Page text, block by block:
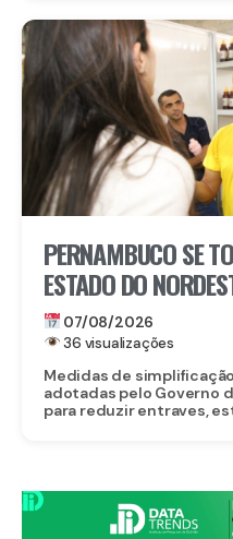
PERNAMBUCO SE
ESTADO DO
BRASIL PARA
07/08/2026
36 visualizações
Medidas de
adotadas pelo Governo
para reduzir entraves,